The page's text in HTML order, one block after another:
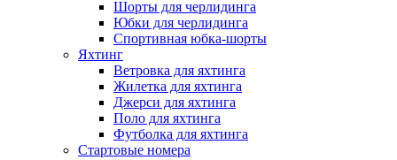
Шорты для черлидинга
Юбки для черлидинга
Спортивная юбка-шорты
Яхтинг
Ветровка для яхтинга
Жилетка для яхтинга
Джерси для яхтинга
Поло для яхтинга
Футболка для яхтинга
Стартовые номера